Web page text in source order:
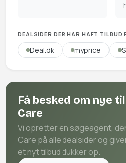
DEALSIDER DER HAR HAFT TILBUD
Deal.dk myprice
Få besked om nye
Care
Vi opretter en søgeagent,
Care på alle dealsider og
et nyt tilbud dukker op.